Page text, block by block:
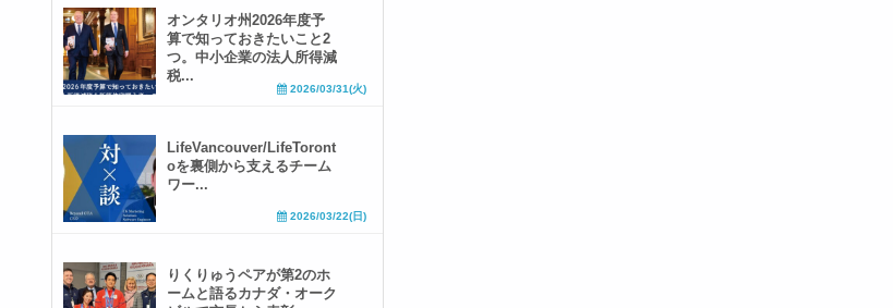
オンタリオ州2026年度予
算で知っておきたいこと2
つ。中小企業の法人所得減
税...
2026/03/31(火)
LifeVancouver/LifeToront
oを裏側から支えるチーム
ワー...
2026/03/22(日)
りくりゅうペアが第2のホ
ームと語るカナダ・オーク